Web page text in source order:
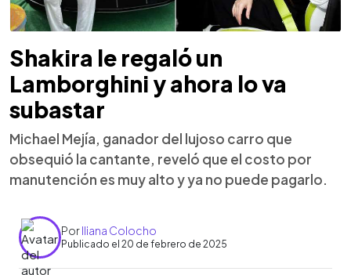
Shakira le regaló un
Lamborghini y ahora lo va
subastar
Michael Mejía, ganador del lujoso carro que
obsequió la cantante, reveló que el costo por
manutención es muy alto y ya no puede pagarlo.
PorIliana Colocho
Publicado el 20 de febrero de 2025